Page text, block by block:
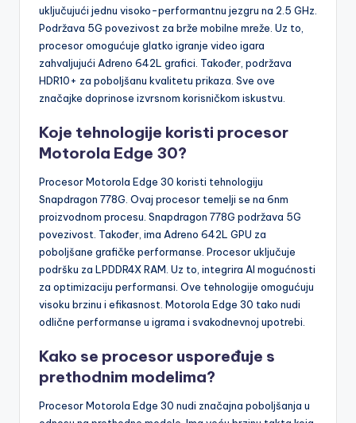
uključujući jednu visoko-performantnu jezgru na 2.5 GHz.
Podržava 5G povezivost za brže mobilne mreže. Uz to,
procesor omogućuje glatko igranje video igara
zahvaljujući Adreno 642L grafici. Također, podržava
HDR10+ za poboljšanu kvalitetu prikaza. Sve ove
značajke doprinose izvrsnom korisničkom iskustvu.
Koje tehnologije koristi procesor
Motorola Edge 30?
Procesor Motorola Edge 30 koristi tehnologiju
Snapdragon 778G. Ovaj procesor temelji se na 6nm
proizvodnom procesu. Snapdragon 778G podržava 5G
povezivost. Također, ima Adreno 642L GPU za
poboljšane grafičke performanse. Procesor uključuje
podršku za LPDDR4X RAM. Uz to, integrira AI mogućnosti
za optimizaciju performansi. Ove tehnologije omogućuju
visoku brzinu i efikasnost. Motorola Edge 30 tako nudi
odlične performanse u igrama i svakodnevnoj upotrebi.
Kako se procesor uspoređuje s
prethodnim modelima?
Procesor Motorola Edge 30 nudi značajna poboljšanja u